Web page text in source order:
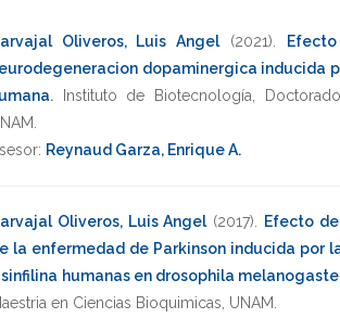
Oliveros, Luis Angel (2021)
dopaminergica inducida
. Instituto de Biotecnología
Reynaud Garza, Enrique A.
Oliveros, Luis Angel (2017)
Efecto
la enfermedad de Parkinson inducida por
humanas en drosophila
en Ciencias Bioquimicas UNAM